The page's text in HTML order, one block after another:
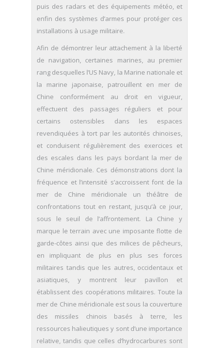
puis des radars et des équipements météo, et
enfin des systèmes d’armes pour protéger ces
installations à usage militaire.
Afin de démontrer leur attachement à la liberté
de navigation, certaines marines, au premier
rang desquelles l’US Navy, la Marine nationale et
la marine japonaise, patrouillent en mer de
Chine conformément au droit en vigueur,
effectuent des passages réguliers et pour
certains ostensibles dans les espaces
revendiquées à tort par les autorités chinoises,
et conduisent régulièrement des exercices et
des escales dans les pays bordant la mer de
Chine méridionale. Ces démonstrations dont la
fréquence et l’intensité s’accroissent font de la
mer de Chine méridionale un théâtre de
confrontations tout en restant, jusqu’à ce jour,
sous le seuil de l’affrontement. La Chine y
marque le terrain avec une imposante flotte de
garde-côtes ainsi que des milices de pêcheurs,
en impliquant de plus en plus ses forces
militaires tandis que les autres, occidentaux et
asiatiques, y montrent leur pavillon et
établissent des coopérations militaires. Toute la
mer de Chine méridionale est sous la couverture
des missiles chinois basés à terre, les
ressources halieutiques y sont d’une importance
relative, tandis que celles d’hydrocarbures sont